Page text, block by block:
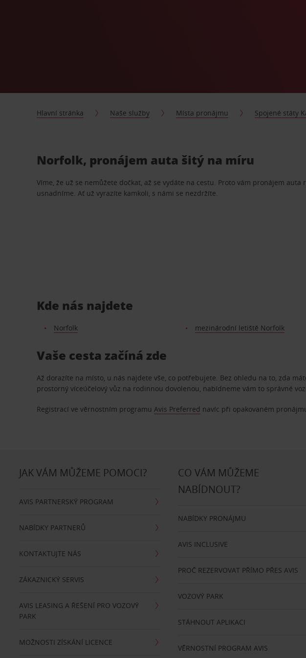
Hlavní stránka Naše služby Místa pronájmu Spojené státy
Norfolk, pronájem auta šitý na míru
Víme, že už se nemůžete dočkat, až se vydáte na cestu. Proto vám pronájem auta
usnadníme. Ať už vyrazíte kamkoli, s námi se nezdržíte.
Kde nás najdete
Norfolk mezinárodní letiště Norfolk
Vaše cesta začíná zde
Až dorazíte na místo, u nás najdete vše, co potřebujete. Bez ohledu na to, zda
prostorný víceúčelový vůz na rodinnou dovolenou, nabídneme vám to správné
Registrací ve věrnostním programuAvis Preferred navíc při opakovaném
JAK VÁM MŮŽEME POMOCI?
AVIS PARTNERSKÝ PROGRAM
NABÍDKY PARTNERŮ
KONTAKTUJTE NÁS
ZÁKAZNICKÝ SERVIS
AVIS LEASING A ŘEŠENÍ PRO VOZOVÝ
PARK
MOŽNOSTI ZÍSKÁNÍ LICENCE
CO VÁM MŮŽEME
NABÍDNOUT?
NABÍDKY PRONÁJMU
AVIS INCLUSIVE
PROČ REZERVOVAT PŘÍMO PŘES AVIS
VOZOVÝ PARK
STÁHNOUT APLIKACI
VĚRNOSTNÍ PROGRAM AVIS